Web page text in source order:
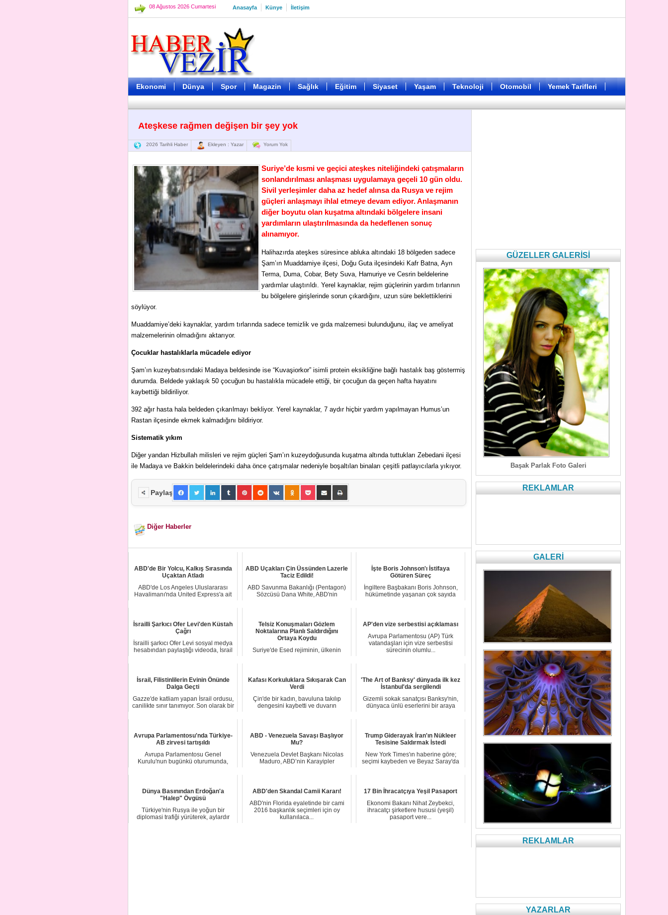
08 Ağustos 2026 Cumartesi Anasayfa Künye İletişim
Ekonomi Dünya Spor Magazin Sağlık Eğitim Siyaset Yaşam Teknoloji Otomobil Yemek Tarifleri
Ateşkese rağmen değişen bir şey yok
2026 Tarihli Haber Ekleyen : Yazar Yorum Yok
Suriye’de kısmi ve geçici ateşkes niteliğindeki çatışmaların
sonlandırılması anlaşması uygulamaya geçeli 10 gün oldu.
Sivil yerleşimler daha az hedef alınsa da Rusya ve rejim
güçleri anlaşmayı ihlal etmeye devam ediyor. Anlaşmanın
diğer boyutu olan kuşatma altındaki bölgelere insani
yardımların ulaştırılmasında da hedeflenen sonuç
alınamıyor.
Halihazırda ateşkes süresince abluka altındaki 18 bölgeden sadece
Şam’ın Muaddamiye ilçesi, Doğu Guta ilçesindeki Kafr Batna, Ayn
Terma, Duma, Cobar, Bety Suva, Hamuriye ve Cesrin beldelerine
yardımlar ulaştırıldı. Yerel kaynaklar, rejim güçlerinin yardım tırlarının
bu bölgelere girişlerinde sorun çıkardığını, uzun süre beklettiklerini
söylüyor.
Muaddamiye’deki kaynaklar, yardım tırlarında sadece temizlik ve gıda malzemesi bulunduğunu, ilaç ve ameliyat
malzemelerinin olmadığını aktarıyor.
Çocuklar hastalıklarla mücadele ediyor
Şam’ın kuzeybatısındaki Madaya beldesinde ise “Kuvaşiorkor” isimli protein eksikliğine bağlı hastalık baş göstermiş
durumda. Beldede yaklaşık 50 çocuğun bu hastalıkla mücadele ettiği, bir çocuğun da geçen hafta hayatını
kaybettiği bildiriliyor.
392 ağır hasta hala beldeden çıkarılmayı bekliyor. Yerel kaynaklar, 7 aydır hiçbir yardım yapılmayan Humus’un
Rastan ilçesinde ekmek kalmadığını bildiriyor.
Sistematik yıkım
Diğer yandan Hizbullah milisleri ve rejim güçleri Şam’ın kuzeydoğusunda kuşatma altında tuttukları Zebedani ilçesi
ile Madaya ve Bakkin beldelerindeki daha önce çatışmalar nedeniyle boşaltılan binaları çeşitli patlayıcılarla yıkıyor.
Paylaş
Diğer Haberler
ABD'de Bir Yolcu, Kalkış Sırasında
Uçaktan Atladı
ABD'de Los Angeles Uluslararası
Havalimanı'nda United Express'a ait
ABD Uçakları Çin Üssünden Lazerle
Taciz Edildi!
ABD Savunma Bakanlığı (Pentagon)
Sözcüsü Dana White, ABD'nin
İşte Boris Johnson'ı İstifaya
Götüren Süreç
İngiltere Başbakanı Boris Johnson,
hükümetinde yaşanan çok sayıda
İsrailli Şarkıcı Ofer Levi'den Küstah
Çağrı
İsrailli şarkıcı Ofer Levi sosyal medya
hesabından paylaştığı videoda, İsrail
Telsiz Konuşmaları Gözlem
Noktalarına Planlı Saldırdığını
Ortaya Koydu
Suriye'de Esed rejiminin, ülkenin
AP'den vize serbestisi açıklaması
Avrupa Parlamentosu (AP) Türk
vatandaşları için vize serbestisi
sürecinin olumlu...
İsrail, Filistinlilerin Evinin Önünde
Dalga Geçti
Gazze'de katliam yapan İsrail ordusu,
canilikte sınır tanımıyor. Son olarak bir
Kafası Korkuluklara Sıkışarak Can
Verdi
Çin'de bir kadın, bavuluna takılıp
dengesini kaybetti ve duvarın
'The Art of Banksy' dünyada ilk kez
İstanbul'da sergilendi
Gizemli sokak sanatçısı Banksy'nin,
dünyaca ünlü eserlerini bir araya
Avrupa Parlamentosu'nda Türkiye-
AB zirvesi tartışıldı
Avrupa Parlamentosu Genel
Kurulu'nun bugünkü oturumunda,
ABD - Venezuela Savaşı Başlıyor
Mu?
Venezuela Devlet Başkanı Nicolas
Maduro, ABD’nin Karayipler
Trump Giderayak İran'ın Nükleer
Tesisine Saldırmak İstedi
New York Times'ın haberine göre;
seçimi kaybeden ve Beyaz Saray'da
Dünya Basınından Erdoğan'a
"Halep" Övgüsü
Türkiye'nin Rusya ile yoğun bir
diplomasi trafiği yürüterek, aylardır
ABD'den Skandal Camii Kararı!
ABD'nin Florida eyaletinde bir cami
2016 başkanlık seçimleri için oy
kullanılaca...
17 Bin İhracatçıya Yeşil Pasaport
Ekonomi Bakanı Nihat Zeybekci,
ihracatçı şirketlere hususi (yeşil)
pasaport vere...
GÜZELLER GALERİSİ
Başak Parlak Foto Galeri
REKLAMLAR
GALERİ
REKLAMLAR
YAZARLAR